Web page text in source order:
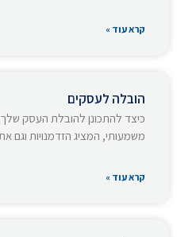
קרא עוד »
הובלה לעסקים
כיצד להתכונן להובלת העסק
משמעותי, המציג הזדמנויות וגם
קרא עוד »